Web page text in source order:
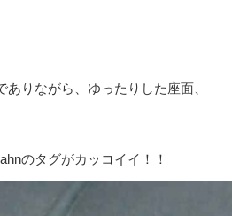
りながら、ゆったりした座面、
のタグがカッコイイ！！